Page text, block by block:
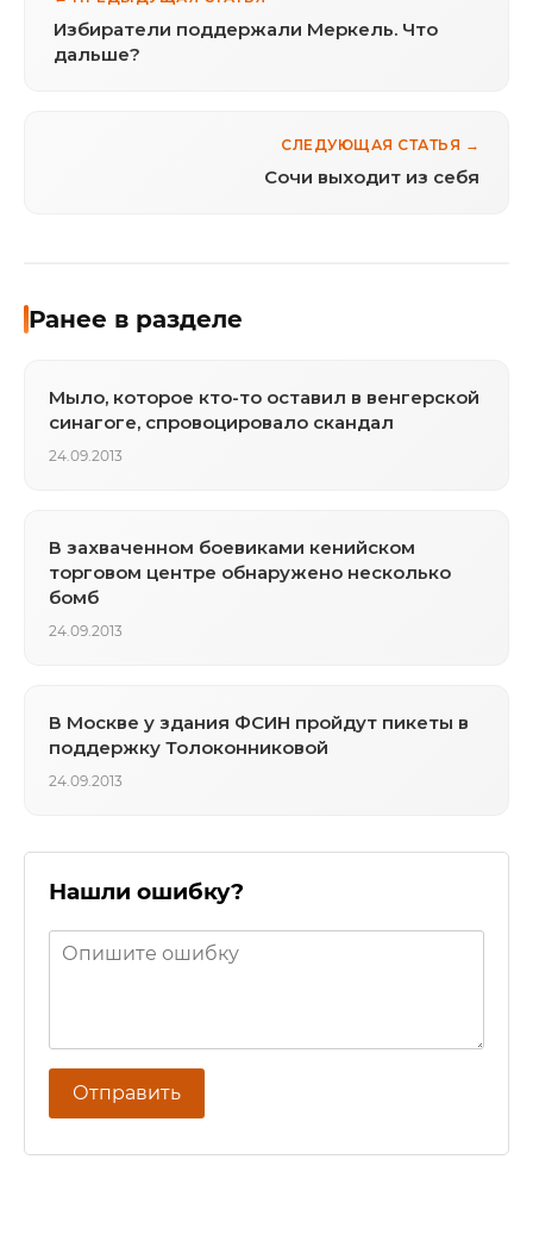
Избиратели поддержали Меркель. Что
дальше?
СЛЕДУЮЩАЯ СТАТЬЯ →
Сочи выходит из себя
Ранее в разделе
Мыло, которое кто-то оставил в венгерской
синагоге, спровоцировало скандал
24.09.2013
В захваченном боевиками кенийском
торговом центре обнаружено несколько
бомб
24.09.2013
В Москве у здания ФСИН пройдут пикеты в
поддержку Толоконниковой
24.09.2013
Нашли ошибку?
Отправить